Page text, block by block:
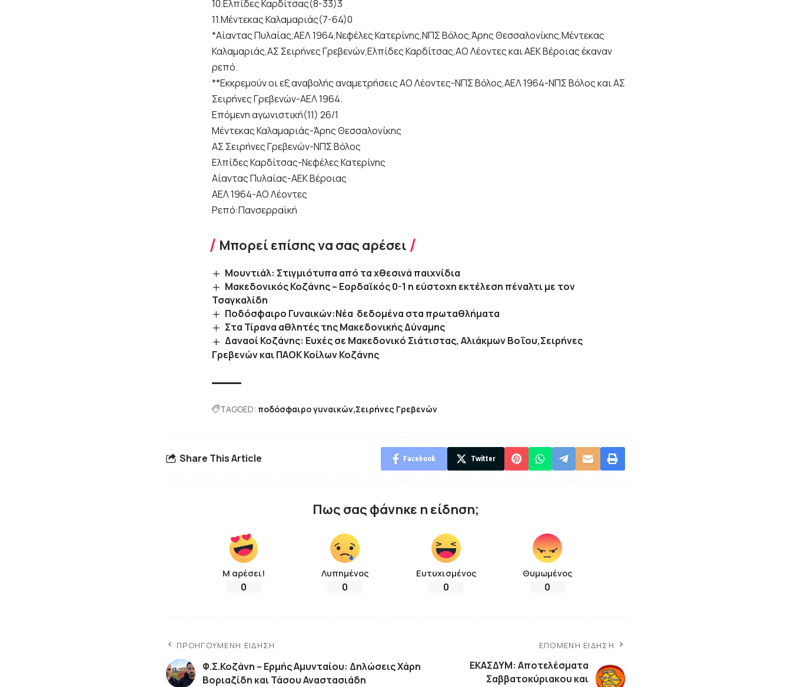
10.Ελπίδες Καρδίτσας(8-33)3
11.Μέντεκας Καλαμαριάς(7-64)0
*Αίαντας Πυλαίας,ΑΕΛ 1964,Νεφέλες Κατερίνης,ΝΠΣ Βόλος,Άρης Θεσσαλονίκης,Μέντεκας
Καλαμαριάς,ΑΣ Σειρήνες Γρεβενών,Ελπίδες Καρδίτσας,ΑΟ Λέοντες και ΑΕΚ Βέροιας έκαναν
ρεπό.
**Εκκρεμούν οι εξ αναβολής αναμετρήσεις ΑΟ Λέοντες-ΝΠΣ Βόλος,ΑΕΛ 1964-ΝΠΣ Βόλος και ΑΣ
Σειρήνες Γρεβενών-ΑΕΛ 1964.
Επόμενη αγωνιστική(11) 26/1
Μέντεκας Καλαμαριάς-Άρης Θεσσαλονίκης
ΑΣ Σειρήνες Γρεβενών-ΝΠΣ Βόλος
Ελπίδες Καρδίτσας-Νεφέλες Κατερίνης
Αίαντας Πυλαίας-ΑΕΚ Βέροιας
ΑΕΛ 1964-ΑΟ Λέοντες
Ρεπό:Πανσερραϊκή
Μπορεί επίσης να σας αρέσει
Μουντιάλ: Στιγμιότυπα από τα χθεσινά παιχνίδια
Μακεδονικός Κοζάνης – Εορδαϊκός 0-1 η εύστοχη εκτέλεση πέναλτι με τον
Τσαγκαλίδη
Ποδόσφαιρο Γυναικών:Νέα δεδομένα στα πρωταθλήματα
Στα Τίρανα αθλητές της Μακεδονικής Δύναμης
Δαναοί Κοζάνης: Ευχές σε Μακεδονικό Σιάτιστας, Αλιάκμων Βοΐου,Σειρήνες
Γρεβενών και ΠΑΟΚ Κοίλων Κοζάνης
TAGGED: ποδόσφαιρο γυναικών Σειρήνες Γρεβενών
Share This Article Facebook Twitter
Πως σας φάνηκε η είδηση;
Μ αρέσει!
0
Λυπημένος
0
Ευτυχισμένος
0
Θυμωμένος
0
ΠΡΟΗΓΟΎΜΕΝΗ ΕΊΔΗΣΗ
Φ.Σ.Κοζάνη – Ερμής Αμυνταίου: Δηλώσεις Χάρη
Βοριαζίδη και Τάσου Αναστασιάδη
ΕΠΌΜΕΝΗ ΕΊΔΗΣΗ
ΕΚΑΣΔΥΜ: Αποτελέσματα
Σαββατοκύριακου και